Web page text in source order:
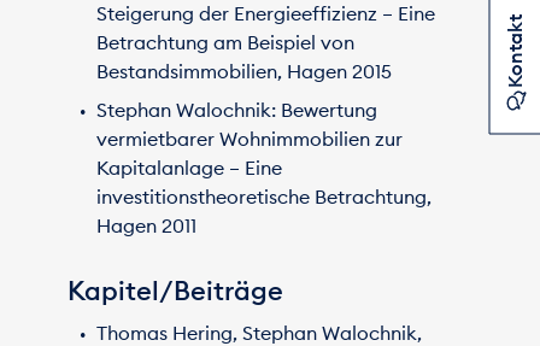
Steigerung der Energieeffizienz – Eine
Betrachtung am Beispiel von
Bestandsimmobilien, Hagen 2015
Stephan Walochnik: Bewertung
vermietbarer Wohnimmobilien zur
Kapitalanlage – Eine
investitionstheoretische Betrachtung,
Hagen 2011
Kapitel/Beiträge
Thomas Hering, Stephan Walochnik,
Kontakt